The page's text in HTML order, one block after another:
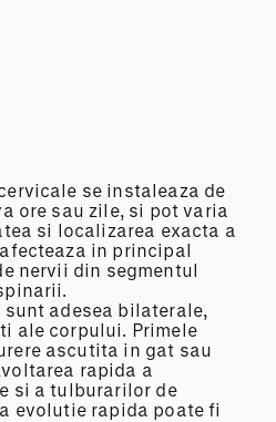
se instaleaza de
ore sau zile, si pot varia
si localizarea exacta a
in principal
nervii din segmentul
adesea bilaterale,
ale corpului. Primele
ascutita in gat sau
rapida a
si a tulburarilor de
evolutie rapida poate fi